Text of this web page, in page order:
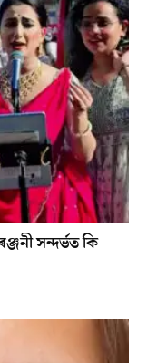
সন্দৰ্ভত কি